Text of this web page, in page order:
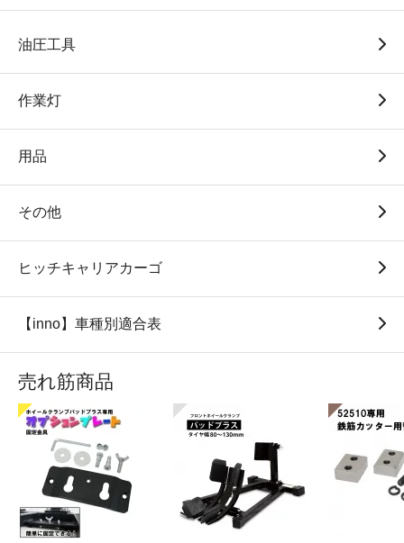
油圧工具
作業灯
用品
その他
ヒッチキャリアカーゴ
【inno】車種別適合表
売れ筋商品